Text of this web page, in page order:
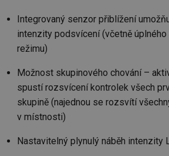
Integrovaný senzor přiblížení
intenzity podsvícení (včetně
režimu)
Možnost skupinového chování –
spustí rozsvícení kontrolek všech
skupině (najednou se rozsvítí
v místnosti)
Nastavitelný plynulý náběh intenzity